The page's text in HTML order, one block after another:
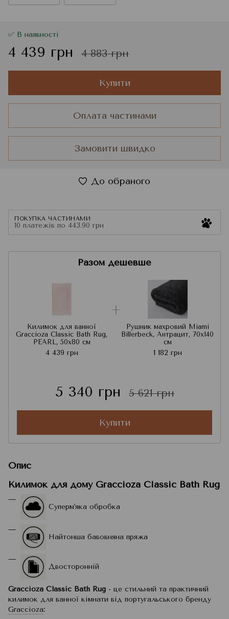
✅ В наявності
4 439 грн 4 883 грн
Купити
Оплата частинами
Замовити швидко
До обраного
ПОКУПКА ЧАСТИНАМИ
10 платежів по 443.90 грн
Разом дешевше
Килимок для ванної
Graccioza Classic Bath Rug,
PEARL, 50x80 см
4 439 грн
Рушник махровий Miami
Billerbeck, Антрацит, 70x140
см
1 182 грн
5 340 грн 5 621 грн
Купити
Опис
Килимок для дому Graccioza Classic Bath Rug
Суперм'яка обробка
Найтонша бавовняна пряжа
Двосторонній
Graccioza Classic Bath Rug - це стильний та практичний
килимок для ванної кімнати від португальського бренду
Graccioza: